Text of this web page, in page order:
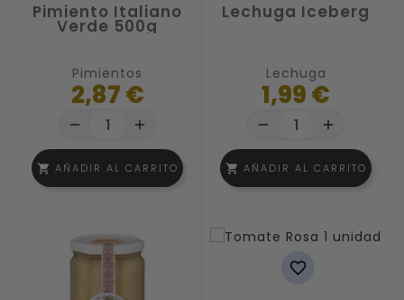
Pimiento Italiano
Verde 500g
Pimientos
2,87 €
remove add
shopping_cart AÑADIR AL CARRITO
Lechuga Iceberg
Lechuga
1,99 €
remove add
shopping_cart AÑADIR AL CARRITO
